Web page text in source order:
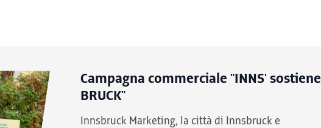
Campagna commerciale "INNS' sostiene
BRUCK"
Innsbruck Marketing, la città di Innsbruck e